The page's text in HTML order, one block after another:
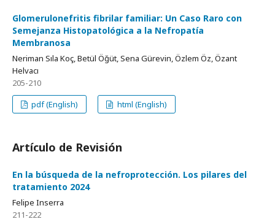
Glomerulonefritis fibrilar familiar: Un Caso Raro con
Semejanza Histopatológica a la Nefropatía
Membranosa
Neriman Sıla Koç, Betül Öğüt, Sena Gürevin, Özlem Öz, Özant
Helvacı
205-210
pdf (English)
html (English)
Artículo de Revisión
En la búsqueda de la nefroprotección. Los pilares del
tratamiento 2024
Felipe Inserra
211-222